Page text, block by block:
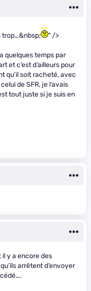
trop…&nbsp; " />
quelques temps par
et c’est d’ailleurs pour
qu’il soit racheté, avec
de SFR, je l’avais
tout juste si je suis en
y a encore des
arrêtent d’envoyer